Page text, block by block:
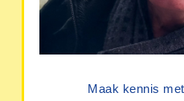
Maak kennis